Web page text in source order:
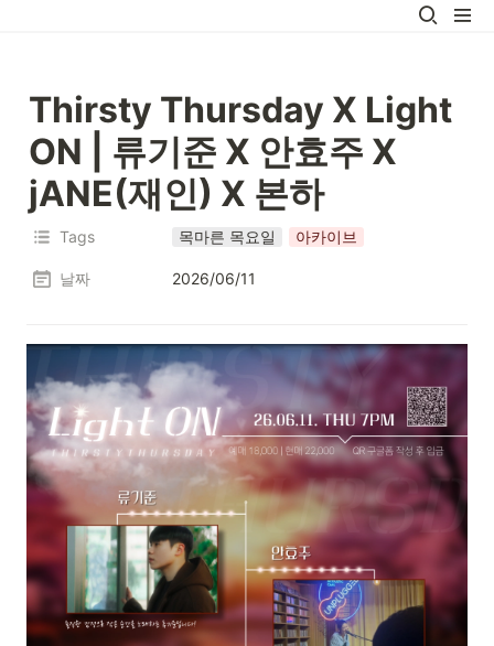
Thirsty Thursday X Light
ON | 류기준 X 안효주 X
jANE(재인) X 본하
Tags 목마른 목요일 아카이브
날짜 2026/06/11